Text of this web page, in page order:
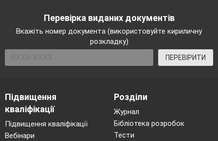
Перевірка виданих документів
Вкажіть номер документа (використовуйте кириличну
розкладку)
ПЕРЕВІРИТИ
Підвищення
кваліфікації
Підвищення кваліфікації
Вебінари
Розділи
Журнал
Бібліотека розробок
Тести